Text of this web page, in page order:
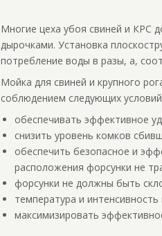
Многие цеха убоя свиней и КРС
дырочками. Установка
потребление воды в разы, а,
Мойка для свиней и крупного
соблюдением следующих
обеспечивать эффективное
снизить уровень комков
обеспечить безопасное и
расположения форсунки не
форсунки не должны быть
температура и
максимизировать